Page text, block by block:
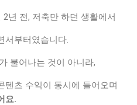
년 전, 저축만 하던 생활에서
서부터였습니다.
불어나는 것이 아니라,
텐츠 수익이 동시에 들어오며
요.